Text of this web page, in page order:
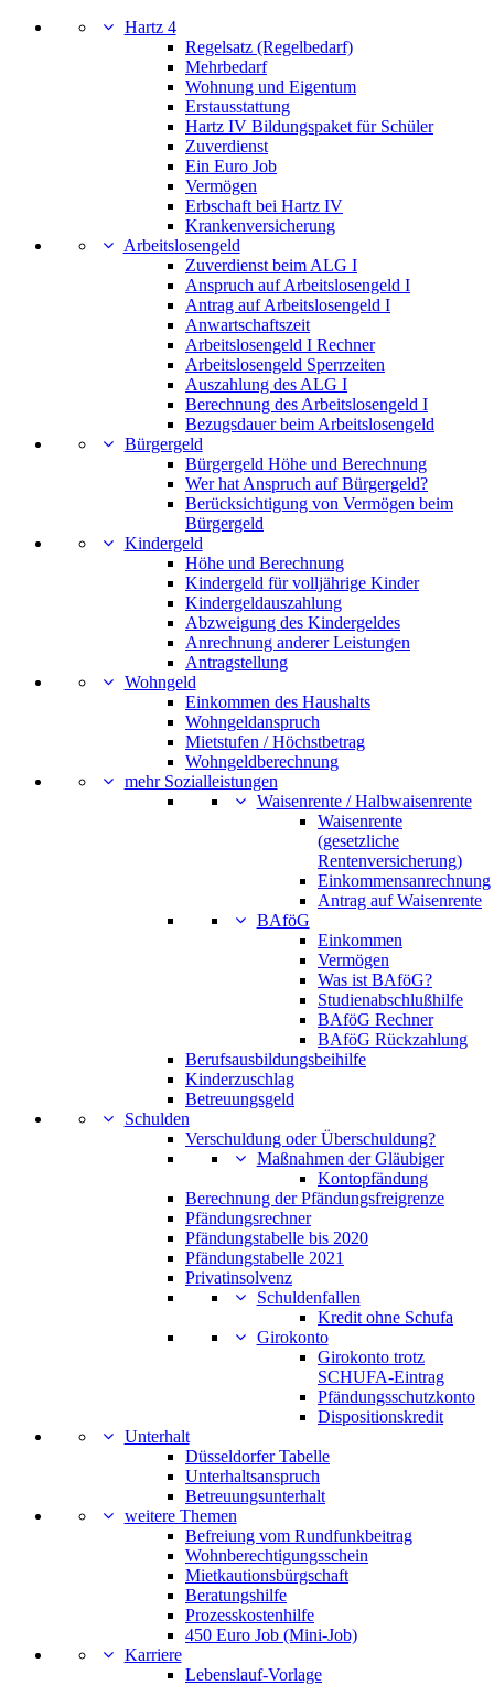
Hartz 4
Regelsatz (Regelbedarf)
Mehrbedarf
Wohnung und Eigentum
Erstausstattung
Hartz IV Bildungspaket für Schüler
Zuverdienst
Ein Euro Job
Vermögen
Erbschaft bei Hartz IV
Krankenversicherung
Arbeitslosengeld
Zuverdienst beim ALG I
Anspruch auf Arbeitslosengeld I
Antrag auf Arbeitslosengeld I
Anwartschaftszeit
Arbeitslosengeld I Rechner
Arbeitslosengeld Sperrzeiten
Auszahlung des ALG I
Berechnung des Arbeitslosengeld I
Bezugsdauer beim Arbeitslosengeld
Bürgergeld
Bürgergeld Höhe und Berechnung
Wer hat Anspruch auf Bürgergeld?
Berücksichtigung von Vermögen beim
Bürgergeld
Kindergeld
Höhe und Berechnung
Kindergeld für volljährige Kinder
Kindergeldauszahlung
Abzweigung des Kindergeldes
Anrechnung anderer Leistungen
Antragstellung
Wohngeld
Einkommen des Haushalts
Wohngeldanspruch
Mietstufen / Höchstbetrag
Wohngeldberechnung
mehr Sozialleistungen
Waisenrente / Halbwaisenrente
Waisenrente
(gesetzliche
Rentenversicherung)
Einkommensanrechnung
Antrag auf Waisenrente
BAföG
Einkommen
Vermögen
Was ist BAföG?
Studienabschlußhilfe
BAföG Rechner
BAföG Rückzahlung
Berufsausbildungsbeihilfe
Kinderzuschlag
Betreuungsgeld
Schulden
Verschuldung oder Überschuldung?
Maßnahmen der Gläubiger
Kontopfändung
Berechnung der Pfändungsfreigrenze
Pfändungsrechner
Pfändungstabelle bis 2020
Pfändungstabelle 2021
Privatinsolvenz
Schuldenfallen
Kredit ohne Schufa
Girokonto
Girokonto trotz
SCHUFA-Eintrag
Pfändungsschutzkonto
Dispositionskredit
Unterhalt
Düsseldorfer Tabelle
Unterhaltsanspruch
Betreuungsunterhalt
weitere Themen
Befreiung vom Rundfunkbeitrag
Wohnberechtigungsschein
Mietkautionsbürgschaft
Beratungshilfe
Prozesskostenhilfe
450 Euro Job (Mini-Job)
Karriere
Lebenslauf-Vorlage